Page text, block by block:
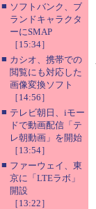
■ ソフトバンク、ブ
ランドキャラクタ
ーにSMAP
［15:34］
■ カシオ、携帯での
閲覧にも対応した
画像変換ソフト
［14:56］
■ テレビ朝日、iモー
ドで動画配信「テ
レ朝動画」を開始
［13:54］
■ ファーウェイ、東
京に「LTEラボ」
開設
［13:22］